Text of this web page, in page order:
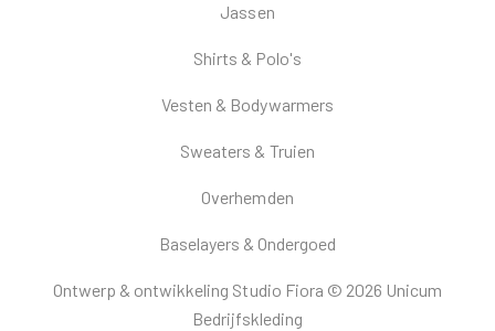
Jassen
Shirts & Polo's
Vesten & Bodywarmers
Sweaters & Truien
Overhemden
Baselayers & Ondergoed
Ontwerp & ontwikkeling Studio Fiora © 2026 Unicum
Bedrijfskleding